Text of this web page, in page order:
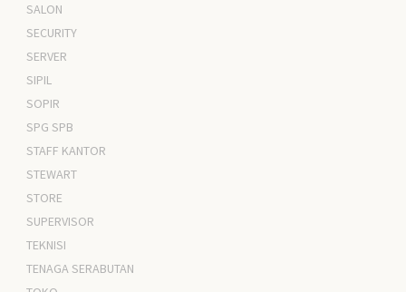
SALON
SECURITY
SERVER
SIPIL
SOPIR
SPG SPB
STAFF KANTOR
STEWART
STORE
SUPERVISOR
TEKNISI
TENAGA SERABUTAN